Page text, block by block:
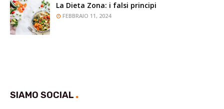
La Dieta Zona: i falsi principi
FEBBRAIO 11, 2024
SIAMO SOCIAL